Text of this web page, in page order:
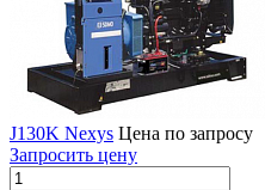
J130K Nexys Цена по запросу
Запросить цену